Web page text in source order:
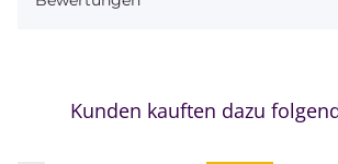
Kunden kauften dazu